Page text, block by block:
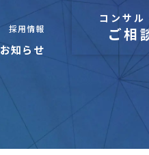
お知らせ
採用情報
コンサル
ご相